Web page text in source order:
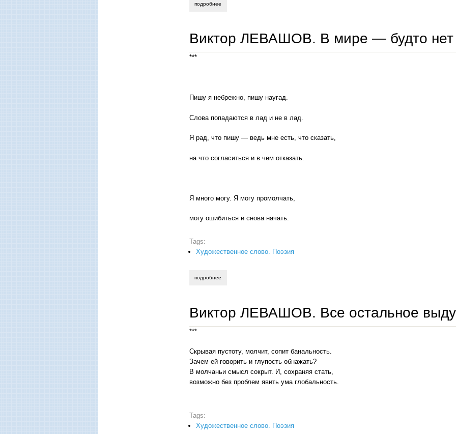
подробнее
Виктор ЛЕВАШОВ. В мире — будто нет
***
Пишу я небрежно, пишу наугад.
Слова попадаются в лад и не в лад.
Я рад, что пишу — ведь мне есть, что сказать,
на что согласиться и в чем отказать.
Я много могу. Я могу промолчать,
могу ошибиться и снова начать.
Tags:
Художественное слово. Поэзия
подробнее
Виктор ЛЕВАШОВ. Все остальное
***
Скрывая пустоту, молчит, сопит банальность.
Зачем ей говорить и глупость обнажать?
В молчаньи смысл сокрыт. И, сохраняя стать,
возможно без проблем явить ума глобальность.
Tags:
Художественное слово. Поэзия